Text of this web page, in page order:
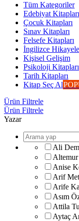
Tüm Kategoriler
Edebiyat Kitapları
Çocuk Kitapları
Sınav Kitapları
Felsefe Kitapları
İngilizce
Kişisel Gelişim
Psikoloji Kitapları
Tarih Kitapları
Kitap Seç Al
Ürün Filtrele
Ürün Filtrele
Yazar
Ali
Anise
Arif
Arife
Asım
Attila
Aytaç